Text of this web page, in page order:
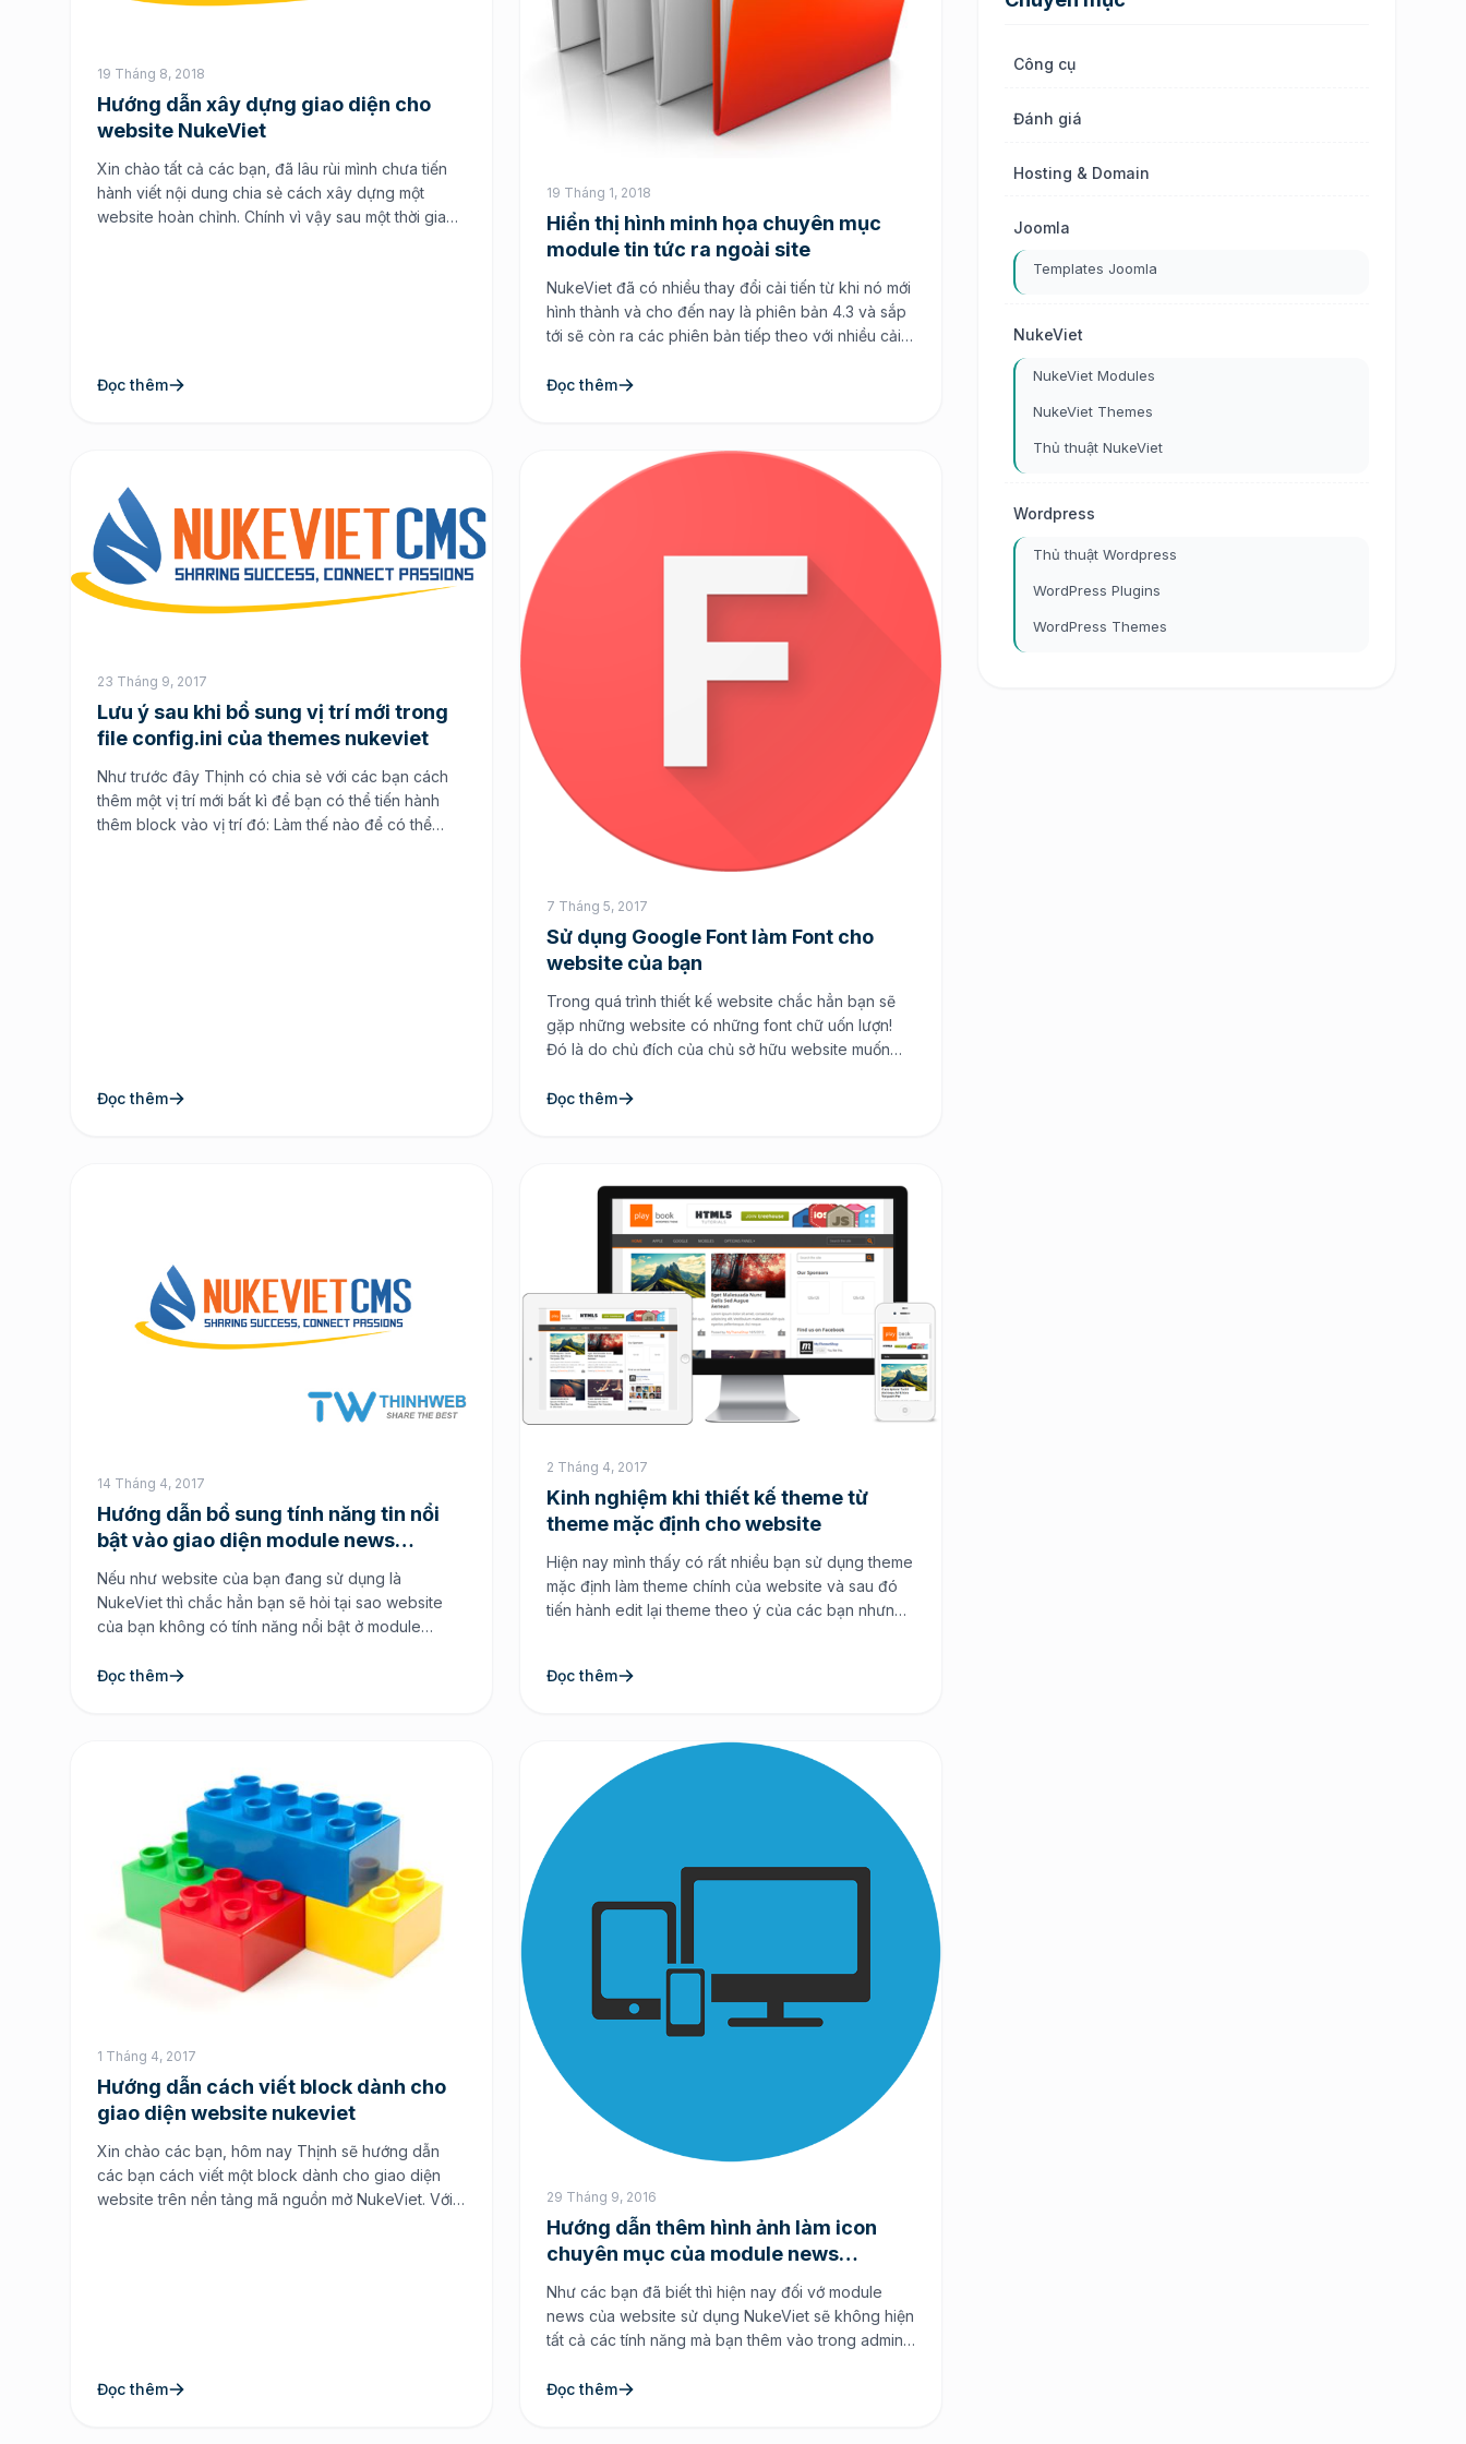
19 Tháng 8, 2018
Hướng dẫn xây dựng giao diện cho
website NukeViet
Xin chào tất cả các bạn, đã lâu rùi mình chưa tiến
hành viết nội dung chia sẻ cách xây dựng một
website hoàn chỉnh. Chính vì vậy sau một thời gian
Đọc thêm
19 Tháng 1, 2018
Hiển thị hình minh họa chuyên mục
module tin tức ra ngoài site
NukeViet đã có nhiều thay đổi cải tiến từ khi nó mới
hình thành và cho đến nay là phiên bản 4.3 và sắp
tới sẽ còn ra các phiên bản tiếp theo với nhiều cải
website có lượng bài viết lớn. Nhưng trong […]
Đọc thêm
23 Tháng 9, 2017
Lưu ý sau khi bổ sung vị trí mới trong
file config.ini của themes nukeviet
Như trước đây Thịnh có chia sẻ với các bạn cách
thêm một vị trí mới bất kì để bạn có thể tiến hành
thêm block vào vị trí đó: Làm thế nào để có thể
Đọc thêm
7 Tháng 5, 2017
Sử dụng Google Font làm Font cho
website của bạn
Trong quá trình thiết kế website chắc hẳn bạn sẽ
gặp những website có những font chữ uốn lượn!
Đó là do chủ đích của chủ sở hữu website muốn
cũng phải chiều theo ý muốn. Tuy nhiên có một
Đọc thêm
14 Tháng 4, 2017
Hướng dẫn bổ sung tính năng tin nổi
bật vào giao diện module news
nukeviet
Nếu như website của bạn đang sử dụng là
NukeViet thì chắc hẳn bạn sẽ hỏi tại sao website
của bạn không có tính năng nổi bật ở module
sau đây Thịnh sẽ hướng dẫn các bạn thêm tính
Đọc thêm
2 Tháng 4, 2017
Kinh nghiệm khi thiết kế theme từ
theme mặc định cho website
Hiện nay mình thấy có rất nhiều bạn sử dụng theme
mặc định làm theme chính của website và sau đó
tiến hành edit lại theme theo ý của các bạn nhưng
Đọc thêm
1 Tháng 4, 2017
Hướng dẫn cách viết block dành cho
giao diện website nukeviet
Xin chào các bạn, hôm nay Thịnh sẽ hướng dẫn
các bạn cách viết một block dành cho giao diện
website trên nền tảng mã nguồn mở NukeViet. Với
Đọc thêm
29 Tháng 9, 2016
Hướng dẫn thêm hình ảnh làm icon
chuyên mục của module news
Như các bạn đã biết thì hiện nay đối vớ module
news của website sử dụng NukeViet sẽ không hiện
tất cả các tính năng mà bạn thêm vào trong admin.
mã để hiển thị icon chuyên mục ra ngoài site cũng
Đọc thêm
Công cụ
Đánh giá
Hosting & Domain
Joomla
Templates Joomla
NukeViet
NukeViet Modules
NukeViet Themes
Thủ thuật NukeViet
Wordpress
Thủ thuật Wordpress
WordPress Plugins
WordPress Themes